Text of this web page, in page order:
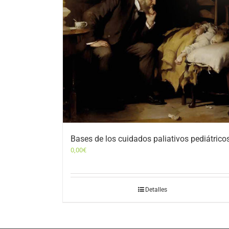
Bases de los cuidados paliativos
0,00€
Detalles